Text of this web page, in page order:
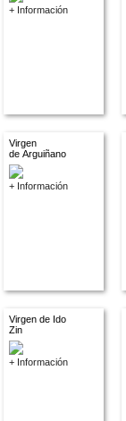
+ Información
Virgen
de Arguiñano
+ Información
Virgen de Ido
Zin
+ Información